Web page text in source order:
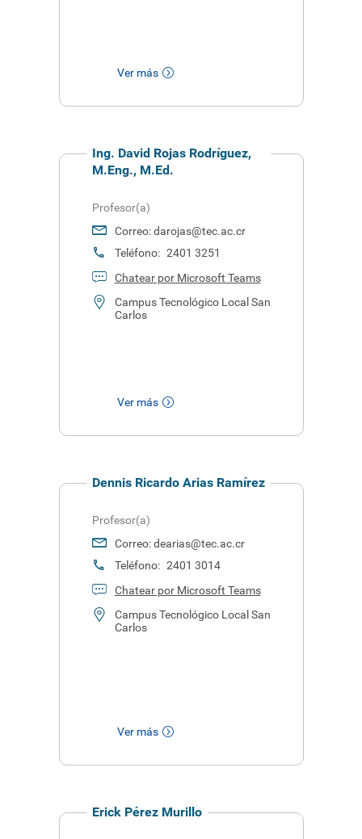
Ver más
Ing. David Rojas Rodríguez,
M.Eng., M.Ed.
Profesor(a)
Correo:darojas@tec.ac.cr
Teléfono: 2401 3251
Chatear por Microsoft Teams
Campus Tecnológico Local San
Carlos
Ver más
Dennis Ricardo Arias Ramírez
Profesor(a)
Correo:dearias@tec.ac.cr
Teléfono: 2401 3014
Chatear por Microsoft Teams
Campus Tecnológico Local San
Carlos
Ver más
Erick Pérez Murillo